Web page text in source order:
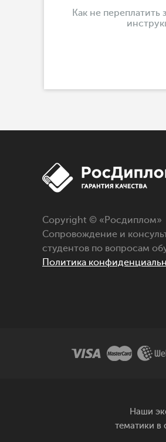
Как не переплатить
Copyright © «Росдиплом»
Сопровождение и
студентов по вопросам
Политика
Наши
тематики в